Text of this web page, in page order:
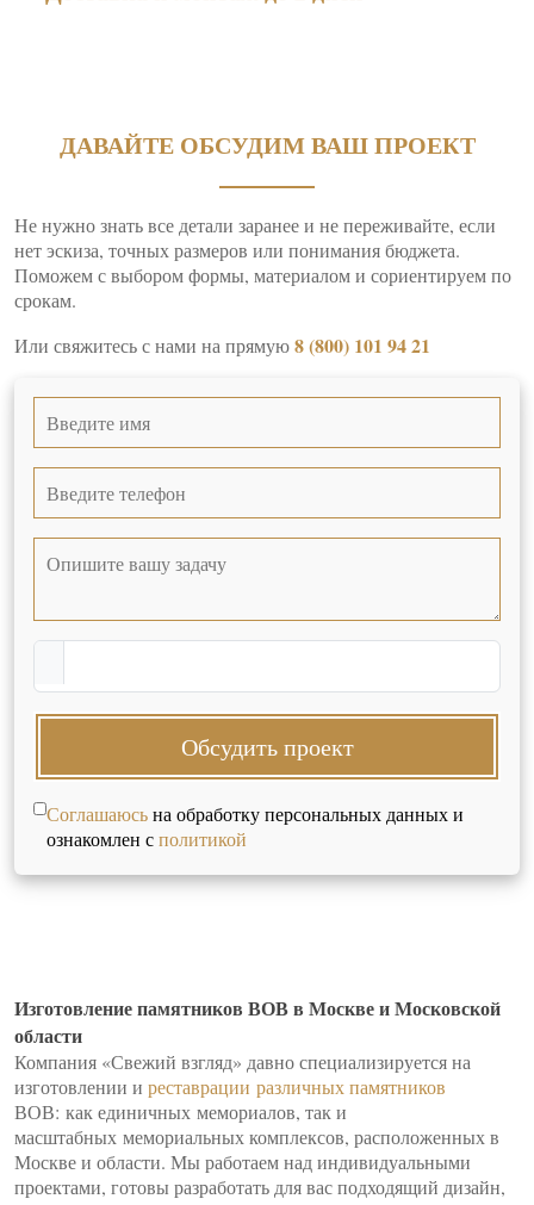
ДАВАЙТЕ ОБСУДИМ ВАШ ПРОЕКТ
Не нужно знать все детали заранее и не переживайте, если
нет эскиза, точных размеров или понимания бюджета.
Поможем с выбором формы, материалом и сориентируем по
срокам.
Или свяжитесь с нами на прямую8 (800) 101 94 21
Обсудить проект
Соглашаюсьна обработку персональных данных и
ознакомлен сполитикой
Изготовление памятников ВОВ в Москве и Московской
области
Компания «Свежий взгляд» давно специализируется на
изготовлении и реставрации различных памятников
ВОВ: как единичных мемориалов, так и
масштабных мемориальных комплексов, расположенных в
Москве и области. Мы работаем над индивидуальными
проектами, готовы разработать для вас подходящий дизайн,